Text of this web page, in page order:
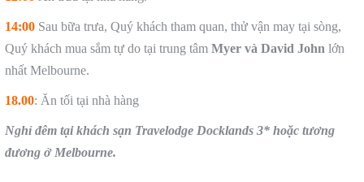
14:00 Sau bữa trưa, Quý khách tham quan, thử vận may tại sòng,
Quý khách mua sắm tự do tại trung tâm Myer và David John lớn
nhất Melbourne.
18.00: Ăn tối tại nhà hàng
Nghỉ đêm tại khách sạn Travelodge Docklands 3* hoặc tương
đương ở Melbourne.